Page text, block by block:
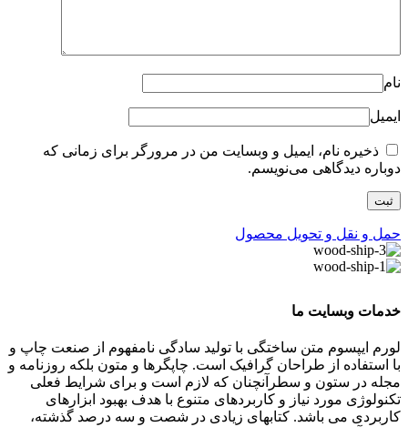
نام
ایمیل
ذخیره نام، ایمیل و وبسایت من در مرورگر برای زمانی که
دوباره دیدگاهی می‌نویسم.
حمل و نقل و تحویل محصول
خدمات وبسایت ما
لورم ایپسوم متن ساختگی با تولید سادگی نامفهوم از صنعت چاپ و
با استفاده از طراحان گرافیک است. چاپگرها و متون بلکه روزنامه و
مجله در ستون و سطرآنچنان که لازم است و برای شرایط فعلی
تکنولوژی مورد نیاز و کاربردهای متنوع با هدف بهبود ابزارهای
کاربردی می باشد. کتابهای زیادی در شصت و سه درصد گذشته،